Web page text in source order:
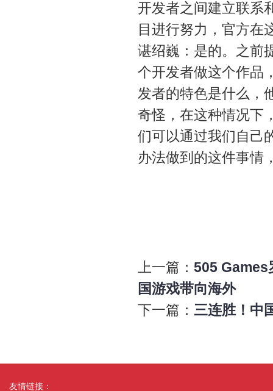
开发者之间建立联系
目进行努力，官方在
谌绍巍：是的。之前
个开发者做这个作品
发者的特色是什么，
奇怪，在这种情况下
们可以通过我们自己
办法做到的这件事情
上一篇： 505 Games
国游戏带向海外
下一篇： 三连胜！中
友情链接：